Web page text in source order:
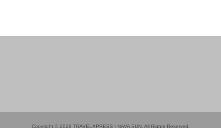
Copyright © 2026 TRAVELXPRESS | NAVA SUN. All Rights Reserved.